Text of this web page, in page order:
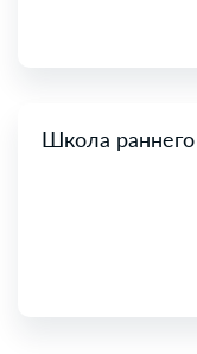
Школа раннего